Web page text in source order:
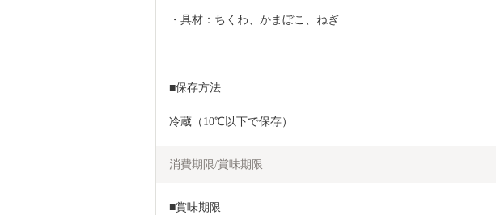
・具材：ちくわ、かまぼこ、ねぎ
■保存方法
冷蔵（10℃以下で保存）
消費期限/賞味期限
■賞味期限